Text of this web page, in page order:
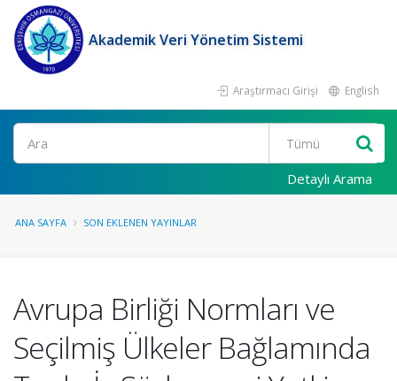
Akademik Veri Yönetim Sistemi
Araştırmacı Girişi English
Ara
Detaylı Arama
ANA SAYFA SON EKLENEN YAYINLAR
Avrupa Birliği Normları ve
Seçilmiş Ülkeler Bağlamında